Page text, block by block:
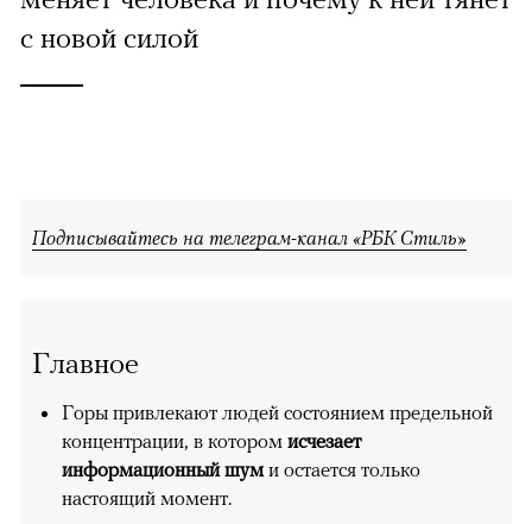
с новой силой
Подписывайтесь на телеграм-канал «РБК Стиль»
Главное
Горы привлекают людей состоянием предельной
концентрации, в котором исчезает
информационный шум и остается только
настоящий момент.